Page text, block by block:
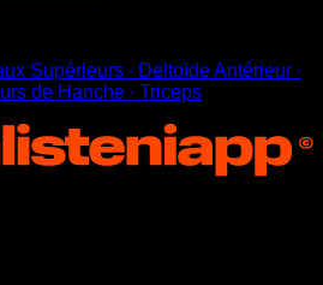
Supérieurs ∙ Deltoïde Antérieur ∙
de Hanche ∙ Triceps